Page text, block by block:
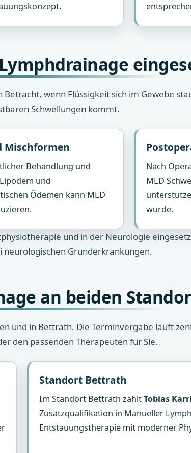
wenn Flüssigkeit sich im Gewebe
Schwellungen kommt.
Mischformen
Behandlung und
und
Ödemen kann MLD
Nach
MLD
wurde.
und in der Neurologie
neurologischen Grunderkrankungen.
an beiden
und in Bettrath. Die Terminvergabe läuft
den passenden Therapeuten für Sie.
Standort Bettrath
Im Standort Bettrath zähltTobias
Zusatzqualifikation in Manueller
Entstauungstherapie mit moderner